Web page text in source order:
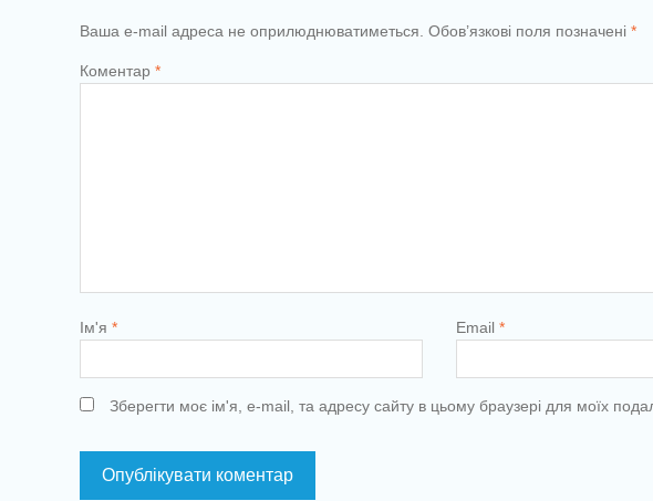
Ваша e-mail адреса не оприлюднюватиметься. Обов’язкові поля позначені *
Коментар *
Ім'я * Email *
Зберегти моє ім'я, e-mail, та адресу сайту в цьому браузері для моїх